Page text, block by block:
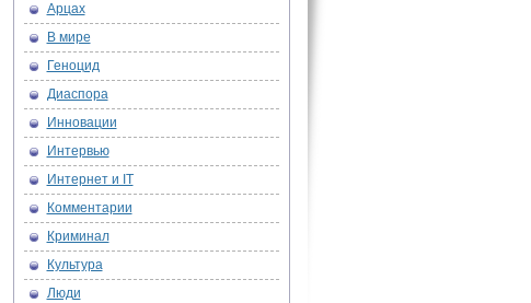
Арцах
В мире
Геноцид
Диаспора
Инновации
Интервью
Интернет и IT
Комментарии
Криминал
Культура
Люди